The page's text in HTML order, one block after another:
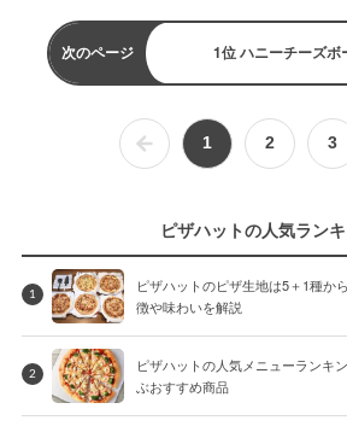
次のページ 1位 ハニーチーズボ
1 2 3
ピザハットの人気ラン
1
ピザハットのピザ生地は5＋1種か
徴や味わいを解説
2
ピザハットの人気メニューランキ
ぶおすすめ商品